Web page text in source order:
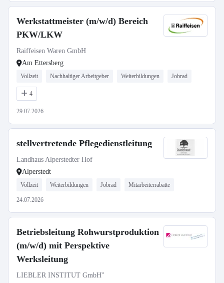
Werkstattmeister (m/w/d) Bereich
PKW/LKW
Raiffeisen Waren GmbH
Am Ettersberg
Vollzeit Nachhaltiger Arbeitgeber Weiterbildungen Jobrad
4
29.07.2026
stellvertretende Pflegedienstleitung
Landhaus Alperstedter Hof
Alperstedt
Vollzeit Weiterbildungen Jobrad Mitarbeiterrabatte
24.07.2026
Betriebsleitung Rohwurstproduktion
(m/w/d) mit Perspektive
Werksleitung
LIEBLER INSTITUT GmbH''